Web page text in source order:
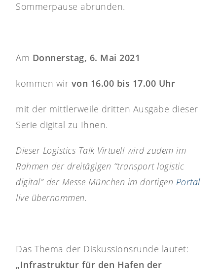
Sommerpause abrunden.
Am Donnerstag, 6. Mai 2021
kommen wir von 16.00 bis 17.00 Uhr
mit der mittlerweile dritten Ausgabe dieser
Serie digital zu Ihnen.
Dieser Logistics Talk Virtuell wird zudem im
Rahmen der dreitägigen “transport logistic
digital” der Messe München im dortigen Portal
live übernommen.
Das Thema der Diskussionsrunde lautet:
„Infrastruktur für den Hafen der